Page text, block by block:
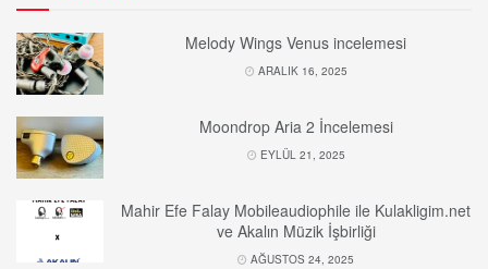
Melody Wings Venus incelemesi
ARALIK 16, 2025
Moondrop Aria 2 İncelemesi
EYLÜL 21, 2025
Mahir Efe Falay Mobileaudiophile ile Kulakligim.net
ve Akalın Müzik İşbirliği
AĞUSTOS 24, 2025